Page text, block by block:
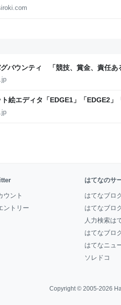
バウンティ 「競技、賞金、責任あ
- レバテックLAB
絵エディタ「EDGE1」「EDGE2」
ォーカス】 - レバテックLAB
ウント
ントリー
はてなのサ
はてなブロ
はてなブロ
人力検索は
はてなブロ
はてなニュ
ソレドコ
Copyright © 2005-2026